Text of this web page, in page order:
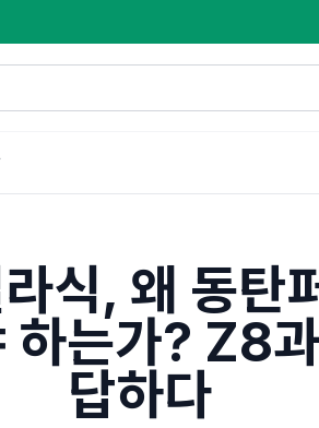
식, 왜 동탄
하는가? Z8
답하다